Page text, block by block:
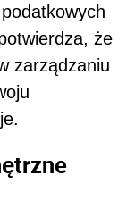
że
zarządzaniu